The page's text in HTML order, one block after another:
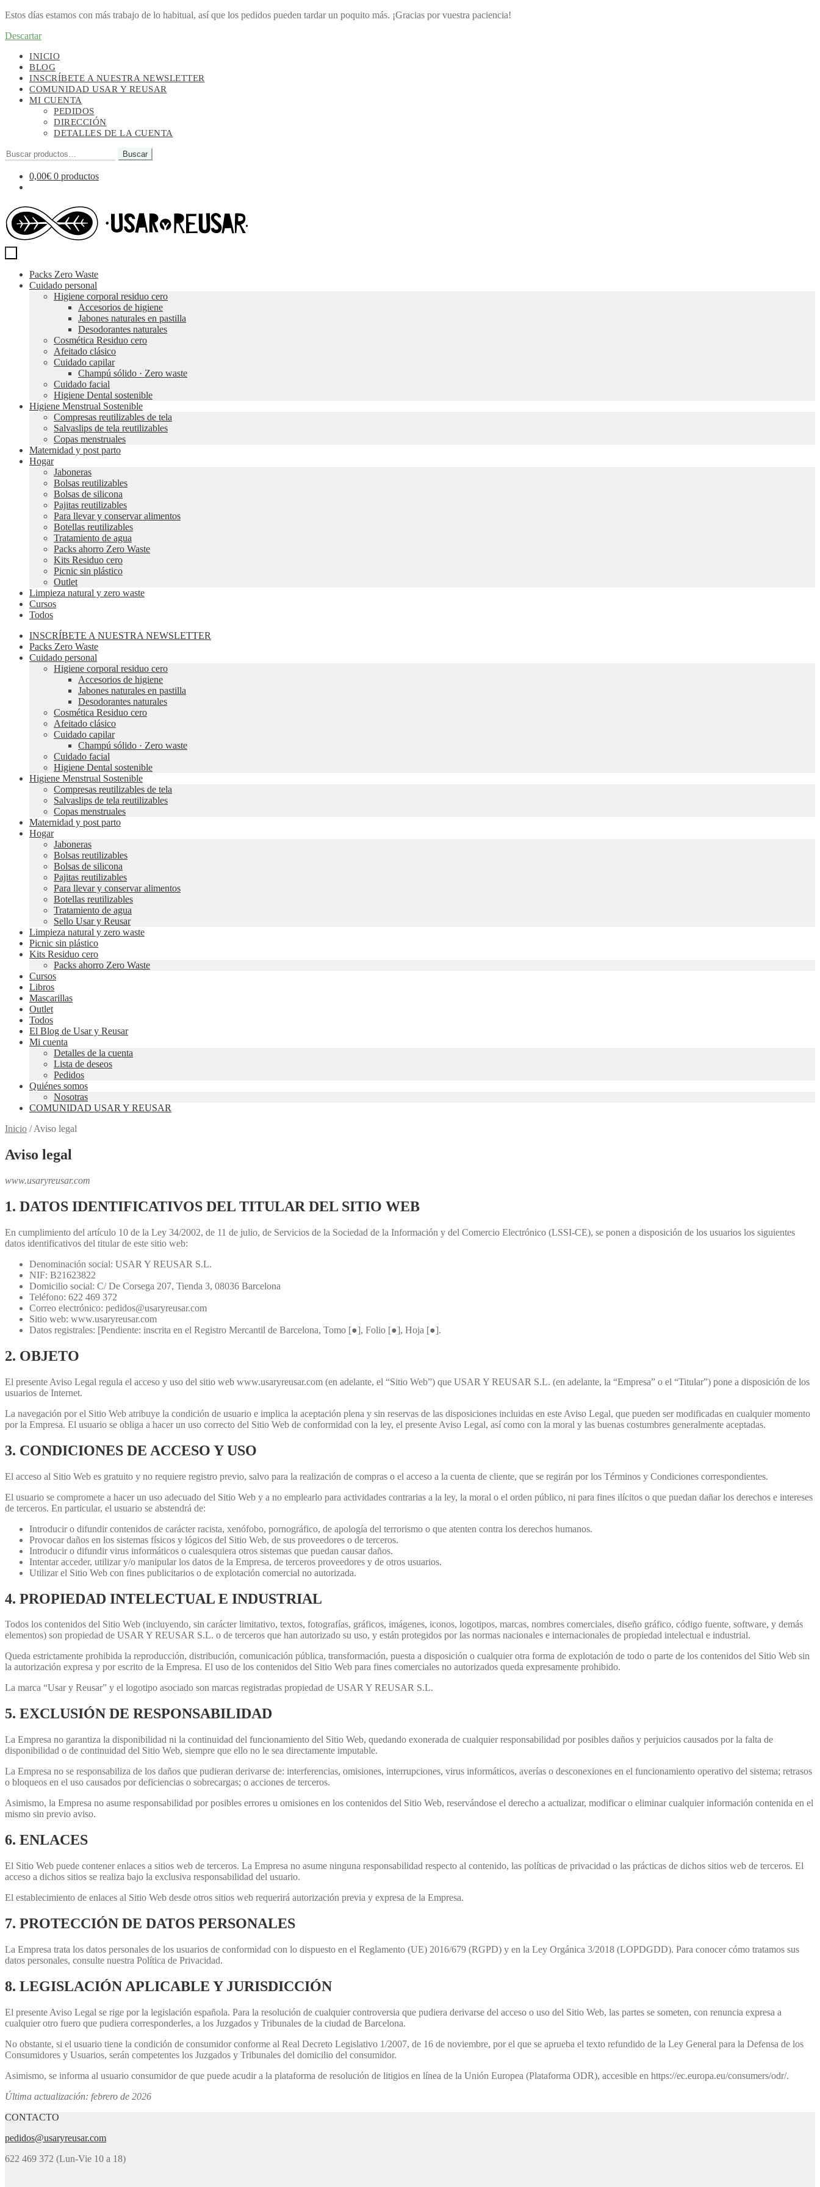
Estos días estamos con más trabajo de lo habitual, así que los pedidos pueden tardar un poquito más. ¡Gracias por vuestra paciencia!
Descartar
navegación
contenido
INICIO
BLOG
INSCRÍBETE A NUESTRA NEWSLETTER
COMUNIDAD USAR Y REUSAR
MI CUENTA
PEDIDOS
DIRECCIÓN
DETALLES DE LA CUENTA
Buscar
por:
Buscar
0,00€ 0 productos
Packs Zero Waste
Cuidado personal
Higiene corporal residuo cero
Accesorios de higiene
Jabones naturales en pastilla
Desodorantes naturales
Cosmética Residuo cero
Afeitado clásico
Cuidado capilar
Champú sólido · Zero waste
Cuidado facial
Higiene Dental sostenible
Higiene Menstrual Sostenible
Compresas reutilizables de tela
Salvaslips de tela reutilizables
Copas menstruales
Maternidad y post parto
Hogar
Jaboneras
Bolsas reutilizables
Bolsas de silicona
Pajitas reutilizables
Para llevar y conservar alimentos
Botellas reutilizables
Tratamiento de agua
Packs ahorro Zero Waste
Kits Residuo cero
Picnic sin plástico
Outlet
Limpieza natural y zero waste
Cursos
Todos
INSCRÍBETE A NUESTRA NEWSLETTER
Packs Zero Waste
Cuidado personal
Higiene corporal residuo cero
Accesorios de higiene
Jabones naturales en pastilla
Desodorantes naturales
Cosmética Residuo cero
Afeitado clásico
Cuidado capilar
Champú sólido · Zero waste
Cuidado facial
Higiene Dental sostenible
Higiene Menstrual Sostenible
Compresas reutilizables de tela
Salvaslips de tela reutilizables
Copas menstruales
Maternidad y post parto
Hogar
Jaboneras
Bolsas reutilizables
Bolsas de silicona
Pajitas reutilizables
Para llevar y conservar alimentos
Botellas reutilizables
Tratamiento de agua
Sello Usar y Reusar
Limpieza natural y zero waste
Picnic sin plástico
Kits Residuo cero
Packs ahorro Zero Waste
Cursos
Libros
Mascarillas
Outlet
Todos
El Blog de Usar y Reusar
Mi cuenta
Detalles de la cuenta
Lista de deseos
Pedidos
Quiénes somos
Nosotras
COMUNIDAD USAR Y REUSAR
Inicio /Aviso legal
Aviso legal
www.usaryreusar.com
1. DATOS IDENTIFICATIVOS DEL TITULAR DEL SITIO WEB
En cumplimiento del artículo 10 de la Ley 34/2002, de 11 de julio, de Servicios de la Sociedad de la Información y del Comercio Electrónico (LSSI-CE), se ponen a disposición de los usuarios los siguientes
datos identificativos del titular de este sitio web:
Denominación social: USAR Y REUSAR S.L.
NIF: B21623822
Domicilio social: C/ De Corsega 207, Tienda 3, 08036 Barcelona
Teléfono: 622 469 372
Correo electrónico: pedidos@usaryreusar.com
Sitio web: www.usaryreusar.com
Datos registrales: [Pendiente: inscrita en el Registro Mercantil de Barcelona, Tomo [●], Folio [●], Hoja [●].
2. OBJETO
El presente Aviso Legal regula el acceso y uso del sitio web www.usaryreusar.com (en adelante, el “Sitio Web”) que USAR Y REUSAR S.L. (en adelante, la “Empresa” o el “Titular”) pone a disposición de los
usuarios de Internet.
La navegación por el Sitio Web atribuye la condición de usuario e implica la aceptación plena y sin reservas de las disposiciones incluidas en este Aviso Legal, que pueden ser modificadas en cualquier momento
por la Empresa. El usuario se obliga a hacer un uso correcto del Sitio Web de conformidad con la ley, el presente Aviso Legal, así como con la moral y las buenas costumbres generalmente aceptadas.
3. CONDICIONES DE ACCESO Y USO
El acceso al Sitio Web es gratuito y no requiere registro previo, salvo para la realización de compras o el acceso a la cuenta de cliente, que se regirán por los Términos y Condiciones correspondientes.
El usuario se compromete a hacer un uso adecuado del Sitio Web y a no emplearlo para actividades contrarias a la ley, la moral o el orden público, ni para fines ilícitos o que puedan dañar los derechos e intereses
de terceros. En particular, el usuario se abstendrá de:
Introducir o difundir contenidos de carácter racista, xenófobo, pornográfico, de apología del terrorismo o que atenten contra los derechos humanos.
Provocar daños en los sistemas físicos y lógicos del Sitio Web, de sus proveedores o de terceros.
Introducir o difundir virus informáticos o cualesquiera otros sistemas que puedan causar daños.
Intentar acceder, utilizar y/o manipular los datos de la Empresa, de terceros proveedores y de otros usuarios.
Utilizar el Sitio Web con fines publicitarios o de explotación comercial no autorizada.
4. PROPIEDAD INTELECTUAL E INDUSTRIAL
Todos los contenidos del Sitio Web (incluyendo, sin carácter limitativo, textos, fotografías, gráficos, imágenes, iconos, logotipos, marcas, nombres comerciales, diseño gráfico, código fuente, software, y demás
elementos) son propiedad de USAR Y REUSAR S.L. o de terceros que han autorizado su uso, y están protegidos por las normas nacionales e internacionales de propiedad intelectual e industrial.
Queda estrictamente prohibida la reproducción, distribución, comunicación pública, transformación, puesta a disposición o cualquier otra forma de explotación de todo o parte de los contenidos del Sitio Web sin
la autorización expresa y por escrito de la Empresa. El uso de los contenidos del Sitio Web para fines comerciales no autorizados queda expresamente prohibido.
La marca “Usar y Reusar” y el logotipo asociado son marcas registradas propiedad de USAR Y REUSAR S.L.
5. EXCLUSIÓN DE RESPONSABILIDAD
La Empresa no garantiza la disponibilidad ni la continuidad del funcionamiento del Sitio Web, quedando exonerada de cualquier responsabilidad por posibles daños y perjuicios causados por la falta de
disponibilidad o de continuidad del Sitio Web, siempre que ello no le sea directamente imputable.
La Empresa no se responsabiliza de los daños que pudieran derivarse de: interferencias, omisiones, interrupciones, virus informáticos, averías o desconexiones en el funcionamiento operativo del sistema; retrasos
o bloqueos en el uso causados por deficiencias o sobrecargas; o acciones de terceros.
Asimismo, la Empresa no asume responsabilidad por posibles errores u omisiones en los contenidos del Sitio Web, reservándose el derecho a actualizar, modificar o eliminar cualquier información contenida en el
mismo sin previo aviso.
6. ENLACES
El Sitio Web puede contener enlaces a sitios web de terceros. La Empresa no asume ninguna responsabilidad respecto al contenido, las políticas de privacidad o las prácticas de dichos sitios web de terceros. El
acceso a dichos sitios se realiza bajo la exclusiva responsabilidad del usuario.
El establecimiento de enlaces al Sitio Web desde otros sitios web requerirá autorización previa y expresa de la Empresa.
7. PROTECCIÓN DE DATOS PERSONALES
La Empresa trata los datos personales de los usuarios de conformidad con lo dispuesto en el Reglamento (UE) 2016/679 (RGPD) y en la Ley Orgánica 3/2018 (LOPDGDD). Para conocer cómo tratamos sus
datos personales, consulte nuestra Política de Privacidad.
8. LEGISLACIÓN APLICABLE Y JURISDICCIÓN
El presente Aviso Legal se rige por la legislación española. Para la resolución de cualquier controversia que pudiera derivarse del acceso o uso del Sitio Web, las partes se someten, con renuncia expresa a
cualquier otro fuero que pudiera corresponderles, a los Juzgados y Tribunales de la ciudad de Barcelona.
No obstante, si el usuario tiene la condición de consumidor conforme al Real Decreto Legislativo 1/2007, de 16 de noviembre, por el que se aprueba el texto refundido de la Ley General para la Defensa de los
Consumidores y Usuarios, serán competentes los Juzgados y Tribunales del domicilio del consumidor.
Asimismo, se informa al usuario consumidor de que puede acudir a la plataforma de resolución de litigios en línea de la Unión Europea (Plataforma ODR), accesible en https://ec.europa.eu/consumers/odr/.
Última actualización: febrero de 2026
CONTACTO
pedidos@usaryreusar.com
622 469 372 (Lun-Vie 10 a 18)